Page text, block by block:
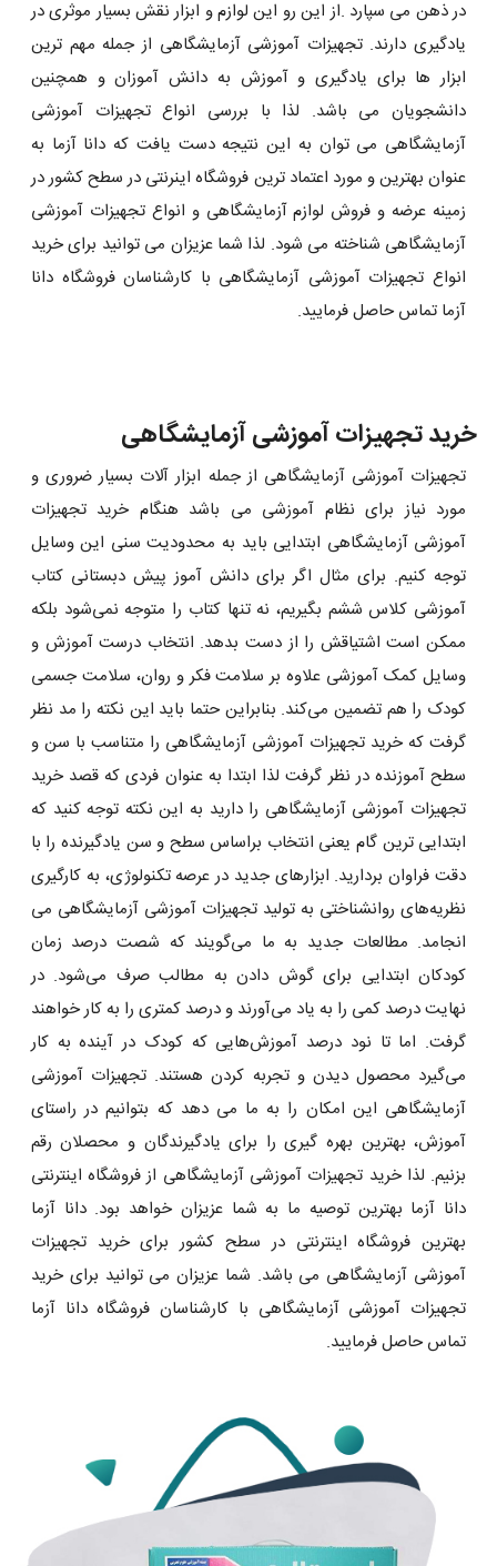
در ذهن می سپارد .از این رو این لوازم و ابزار نقش بسیار موثری در
یادگیری دارند. تجهیزات آموزشی آزمایشگاهی از جمله مهم ترین
ابزار ها برای یادگیری و آموزش به دانش آموزان و همچنین
دانشجویان می باشد. لذا با بررسی انواع تجهیزات آموزشی
آزمایشگاهی می توان به این نتیجه دست یافت که دانا آزما به
عنوان بهترین و مورد اعتماد ترین فروشگاه اینرنتی در سطح کشور در
زمینه عرضه و فروش لوازم آزمایشگاهی و انواع تجهیزات آموزشی
آزمایشگاهی شناخته می شود. لذا شما عزیزان می توانید برای خرید
انواع تجهیزات آموزشی آزمایشگاهی با کارشناسان فروشگاه دانا
آزما تماس حاصل فرمایید.
خرید تجهیزات آموزشی آزمایشگاهی
تجهیزات آموزشی آزمایشگاهی از جمله ابزار آلات بسیار ضروری و
مورد نیاز برای نظام آموزشی می باشد هنگام خرید تجهیزات
آموزشی آزمایشگاهی ابتدایی باید به محدودیت سنی این وسایل
توجه کنیم. برای مثال اگر برای دانش آموز پیش دبستانی کتاب
آموزشی کلاس ششم بگیریم، نه تنها کتاب را متوجه نمی‌شود بلکه
ممکن است اشتیاقش را از دست بدهد. انتخاب درست آموزش و
وسایل کمک آموزشی علاوه بر سلامت فکر و روان، سلامت جسمی
کودک را هم تضمین می‌کند. بنابراین حتما باید این نکته را مد نظر
گرفت که خرید تجهیزات آموزشی آزمایشگاهی را متناسب با سن و
سطح آموزنده در نظر گرفت لذا ابتدا به عنوان فردی که قصد خرید
تجهیزات آموزشی آزمایشگاهی را دارید به این نکته توجه کنید که
ابتدایی ترین گام یعنی انتخاب براساس سطح و سن یادگیرنده را با
دقت فراوان بردارید. ابزار‌های جدید در عرصه تکنولوژی، به کارگیری
نظریه‌های روانشناختی به تولید تجهیزات آموزشی آزمایشگاهی می‌
انجامد. مطالعات جدید به ما می‌گویند که شصت درصد زمان
کودکان ابتدایی برای گوش دادن به مطالب صرف می‌شود. در
نهایت درصد کمی را به یاد می‌آورند و درصد کمتری را به کار خواهند
گرفت. اما تا نود درصد آموزش‌هایی که کودک در آینده به کار
می‌گیرد محصول دیدن و تجربه کردن هستند. تجهیزات آموزشی
آزمایشگاهی این امکان را به ما می دهد که بتوانیم در راستای
آموزش، بهترین بهره گیری را برای یادگیرندگان و محصلان رقم
بزنیم. لذا خرید تجهیزات آموزشی آزمایشگاهی از فروشگاه اینترنتی
دانا آزما بهترین توصیه ما به شما عزیزان خواهد بود. دانا آزما
بهترین فروشگاه اینترنتی در سطح کشور برای خرید تجهیزات
آموزشی آزمایشگاهی می باشد. شما عزیزان می توانید برای خرید
تجهیزات آموزشی آزمایشگاهی با کارشناسان فروشگاه دانا آزما
تماس حاصل فرمایید.